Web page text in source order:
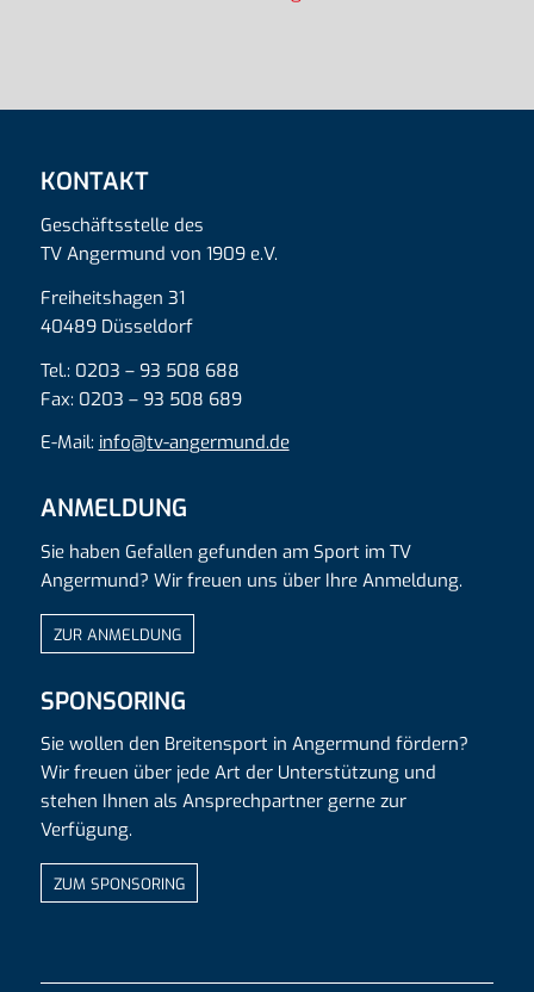
KONTAKT
Geschäftsstelle des
TV Angermund von 1909 e.V.
Freiheitshagen 31
40489 Düsseldorf
Tel.: 0203 – 93 508 688
Fax: 0203 – 93 508 689
E-Mail: info@tv-angermund.de
ANMELDUNG
Sie haben Gefallen gefunden am Sport im TV
Angermund? Wir freuen uns über Ihre Anmeldung.
ZUR ANMELDUNG
SPONSORING
Sie wollen den Breitensport in Angermund fördern?
Wir freuen über jede Art der Unterstützung und
stehen Ihnen als Ansprechpartner gerne zur
Verfügung.
ZUM SPONSORING